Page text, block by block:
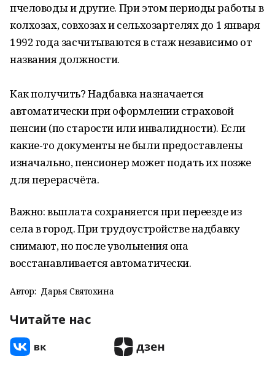
пчеловоды и другие. При этом периоды работы в
колхозах, совхозах и сельхозартелях до 1 января
1992 года засчитываются в стаж независимо от
названия должности.
Как получить? Надбавка назначается
автоматически при оформлении страховой
пенсии (по старости или инвалидности). Если
какие-то документы не были предоставлены
изначально, пенсионер может подать их позже
для перерасчёта.
Важно: выплата сохраняется при переезде из
села в город. При трудоустройстве надбавку
снимают, но после увольнения она
восстанавливается автоматически.
Автор: Дарья Святохина
Читайте нас